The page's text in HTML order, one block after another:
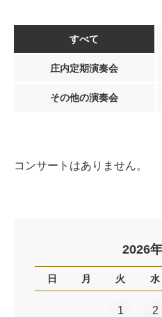
すべて
庄内定期演奏会
その他の演奏会
コンサートはありません。
2026
日 月 火 水
1 2